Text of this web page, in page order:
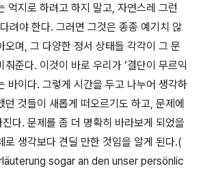
억지로 하려고 하지 말고, 자연스레 그런
려야 한다. 그러면 그것은 종종 예기치 않
오며, 그 다양한 정서 상태들 각각이 그 문
춰준다. 이것이 바로 우리가 ‘결단이 무르익
바이다. 그렇게 시간을 두고 나누어 생각하
던 것들이 새롭게 떠오르기도 하고, 문제에
진다. 문제를 좀 더 명확히 바라보게 되었을
로 생각보다 견딜 만한 것임을 알게 된다.(
sogar an den unser persönlic